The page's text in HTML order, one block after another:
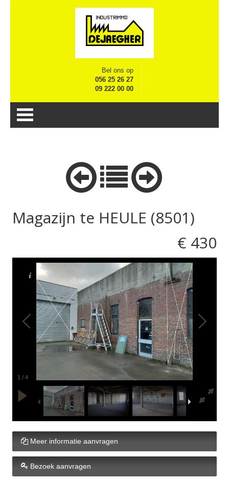
Bel ons op
056 25 26 27
09 222 00 00
Magazijn te HEULE (8501)
€ 430
1 /4
Meer informatie aanvragen
Bezoek aanvragen